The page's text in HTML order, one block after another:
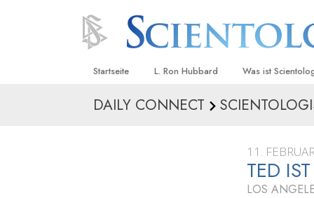
Startseite L. Ron Hubbard Was ist
Anschauungen
Was
sagen
DAILY CONNECT
11.
TED
LOS